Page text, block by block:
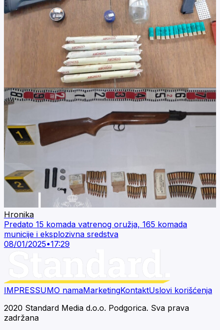
Hronika
Predato 15 komada vatrenog oružja, 165 komada
municije i eksplozivna sredstva
08/01/2025•17:29
IMPRESSUMO namaMarketingKontaktUslovi korišćenja
2020 Standard Media d.o.o. Podgorica. Sva prava
zadržana